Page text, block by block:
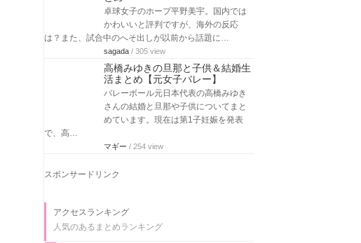
卓球女子のホープ平野美宇。国内では
かわいいと評判ですが、海外の反応
は？また、試合中のへそ出しが以前から話題に…
sagada / 305 view
高橋みゆきの旦那と子供＆結婚生
活まとめ【元女子バレー】
バレーボール元日本代表の高橋みゆき
さんの結婚と旦那や子供についてまと
めています。現在は第1子妊娠を発表
で、高…
マギー / 254 view
スポンサードリンク
アクセスランキング
人気のあるまとめランキング